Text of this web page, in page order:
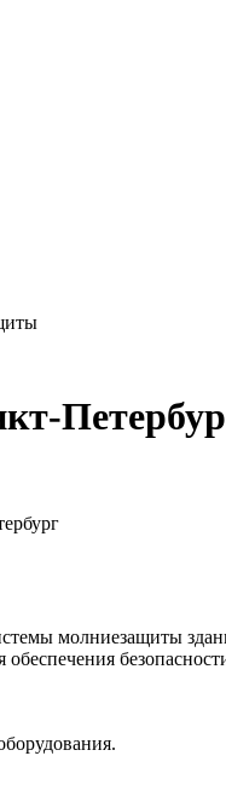
молниезащиты